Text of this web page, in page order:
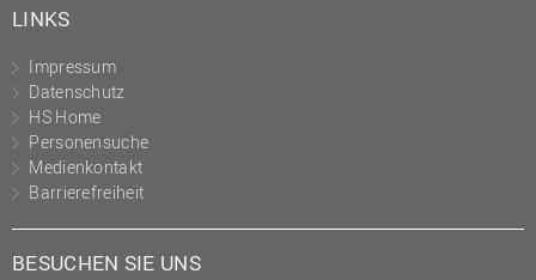
LINKS
Impressum
Datenschutz
HS Home
Personensuche
Medienkontakt
Barrierefreiheit
BESUCHEN SIE UNS